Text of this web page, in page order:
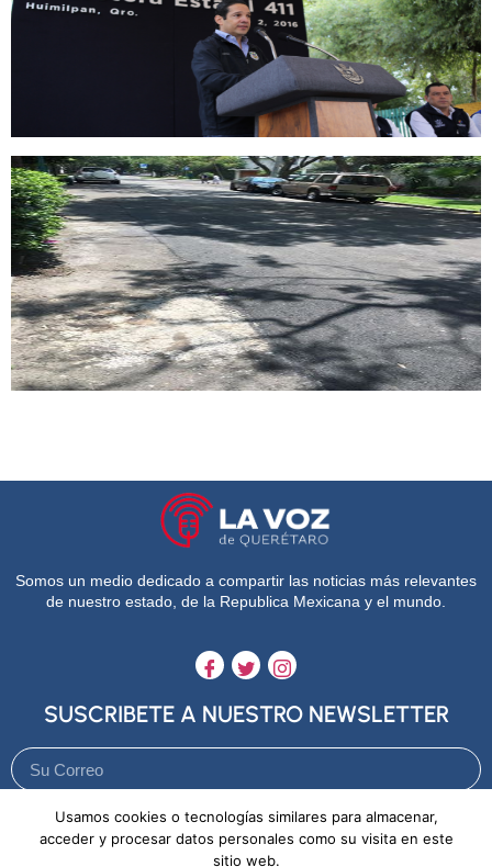
Somos un medio dedicado a compartir las noticias más relevantes
de nuestro estado, de la Republica Mexicana y el mundo.
SUSCRIBETE A NUESTRO NEWSLETTER
Enviar
Usamos cookies o tecnologías similares para almacenar,
acceder y procesar datos personales como su visita en este
sitio web.